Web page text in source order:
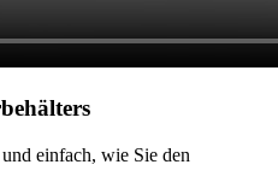
einfach, wie Sie den